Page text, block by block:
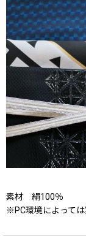
素材 絹100％
※PC環境によって